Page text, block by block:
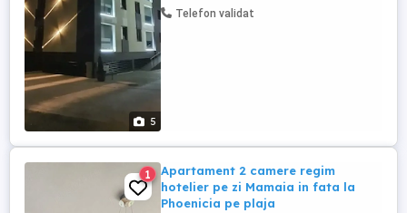
5
Campus Universitate. Dotări: Complet
Telefon validat
1
Apartament 2 camere regim
hotelier pe zi Mamaia in fata la
Phoenicia pe plaja